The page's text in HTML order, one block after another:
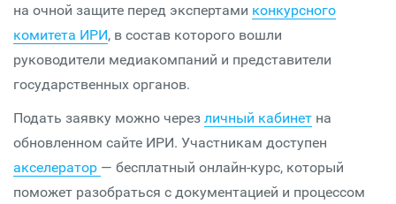
на очной защите перед экспертами конкурсного
комитета ИРИ, в состав которого вошли
руководители медиакомпаний и представители
государственных органов.
Подать заявку можно через личный кабинет на
обновленном сайте ИРИ. Участникам доступен
акселератор — бесплатный онлайн-курс, который
поможет разобраться с документацией и процессом